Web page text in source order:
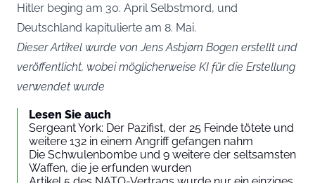
Hitler beging am 30. April Selbstmord, und
Deutschland kapitulierte am 8. Mai.
Dieser Artikel wurde von Jens Asbjørn Bogen erstellt und
veröffentlicht, wobei möglicherweise KI für die Erstellung
verwendet wurde
Lesen Sie auch
Sergeant York: Der Pazifist, der 25 Feinde tötete und
weitere 132 in einem Angriff gefangen nahm
Die Schwulenbombe und 9 weitere der seltsamsten
Waffen, die je erfunden wurden